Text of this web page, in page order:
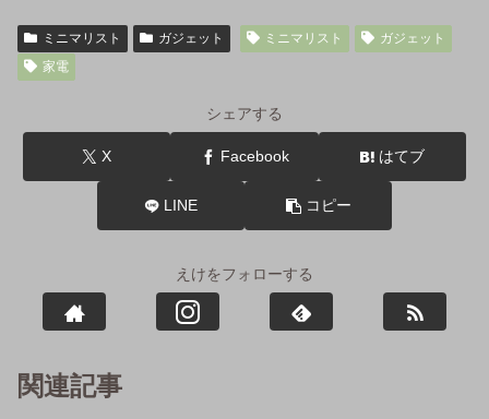
ミニマリスト ガジェット ミニマリスト
ガジェット
家電
シェアする
X Facebook はてブ
LINE コピー
えけをフォローする
関連記事